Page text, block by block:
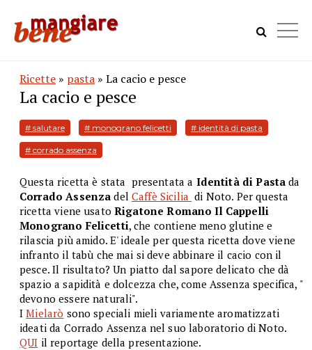
Ricette » pasta » La cacio e pesce
La cacio e pesce
# salutare # monograno felicetti # identità di pasta
# corrado assenza
Questa ricetta è stata presentata a Identità di Pasta da
Corrado AssenzadelCaffè Sicilia di Noto. Per questa
ricetta viene usatoRigatone Romano Il Cappelli
Monograno Felicetti, che contiene meno glutine e
rilascia più amido. E' ideale per questa ricetta dove viene
infranto il tabù che mai si deve abbinare il cacio con il
pesce. Il risultato? Un piatto dal sapore delicato che dà
spazio a sapidità e dolcezza che, come Assenza specifica, "
devono essere naturali".
IMielarò sono speciali mieli variamente aromatizzati
ideati da Corrado Assenza nel suo laboratorio di Noto.
QUI il reportage della presentazione.